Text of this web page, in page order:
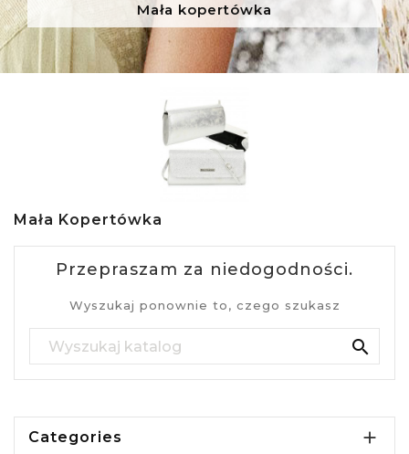
Mała kopertówka
Mała Kopertówka
Przepraszam za niedogodności.
Wyszukaj ponownie to, czego szukasz

Categories 